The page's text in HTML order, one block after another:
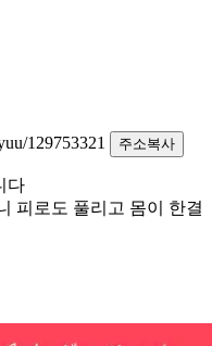
129753321
주소복사
다
피로도 풀리고 몸이 한결